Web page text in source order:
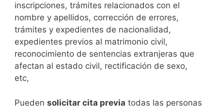
inscripciones, trámites relacionados con el
nombre y apellidos, corrección de errores,
trámites y expedientes de nacionalidad,
expedientes previos al matrimonio civil,
reconocimiento de sentencias extranjeras que
afectan al estado civil, rectificación de sexo,
etc,
​Pueden solicitar cita previa todas las personas